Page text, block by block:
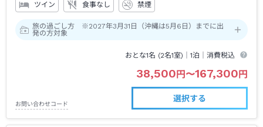
ツイン 食事なし 禁煙
旅の過ごし方 ※2027年3月31日（沖縄は5月6日）までに出
発の方対象
おとな1名 (2名1室)｜1泊 ｜消費税込
38,500 円 〜167,300 円
お問い合わせコード
選択する